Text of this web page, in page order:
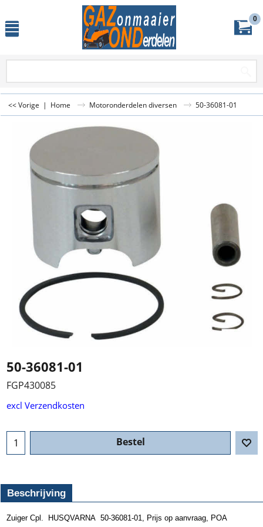
0
<< Vorige | Home Motoronderdelen diversen 50-36081-01
50-36081-01
FGP430085
excl Verzendkosten
Bestel
Beschrijving
Zuiger Cpl. HUSQVARNA 50-36081-01, Prijs op aanvraag, POA